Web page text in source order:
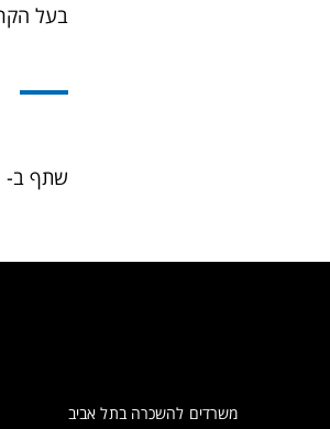
בעל
שתף ב-
משרדים להשכרה בתל אביב